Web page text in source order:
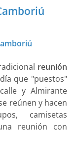
reunión
que "puestos"
y Almirante
reúnen y hacen
camisetas
reunión con